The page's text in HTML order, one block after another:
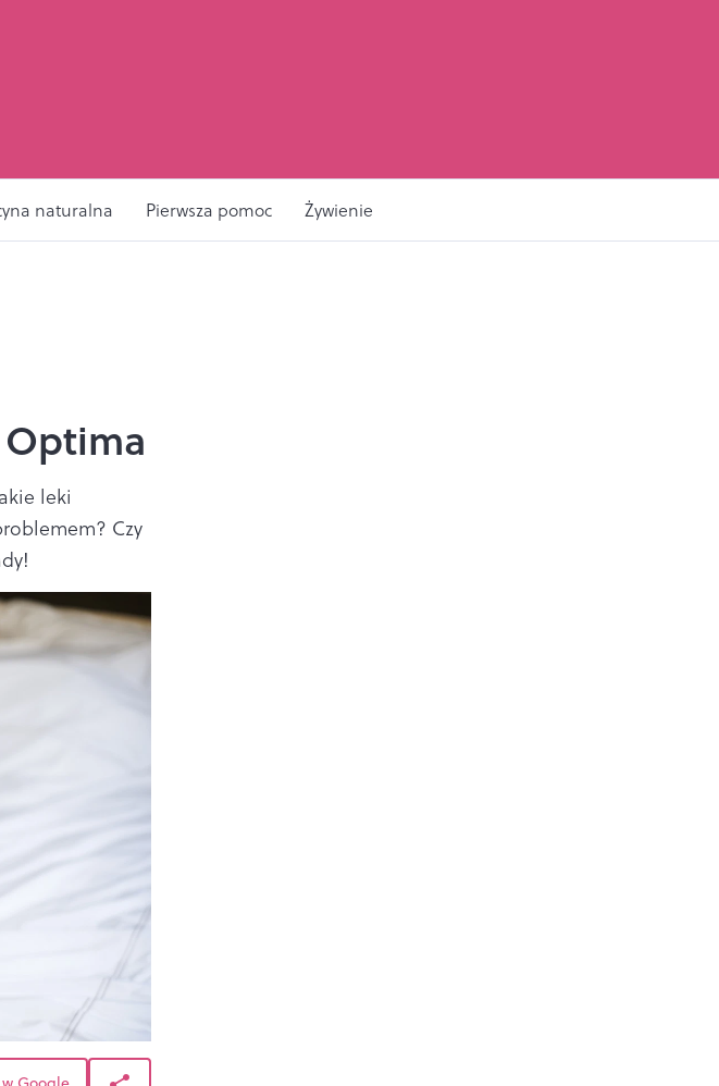
naturalna Pierwsza pomoc Żywienie
leki
Czy